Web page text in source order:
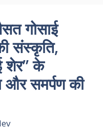
गोसाई
संस्कृति,
शेर” के
और समर्पण की